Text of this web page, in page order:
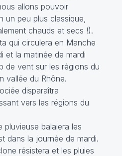
allons pouvoir
un peu plus classique,
chauds et secs !).
qui circulera en Manche
et la matinée de mardi
de vent sur les régions du
vallée du Rhône.
disparaîtra
vers les régions du
balaiera les
dans la journée de mardi.
résistera et les pluies